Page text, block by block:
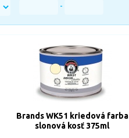
-
Brands WK51 kriedová farba
slonová kosť 375ml